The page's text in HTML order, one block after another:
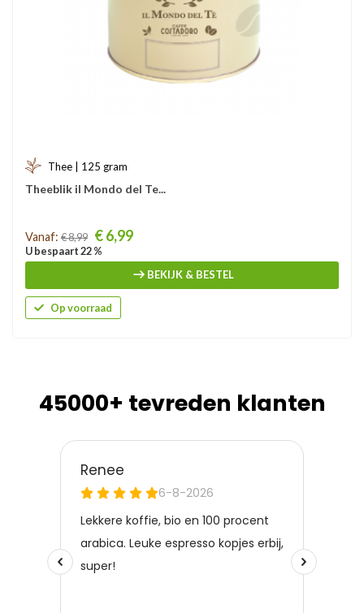
Thee | 125 gram
Theeblik il Mondo del Te...
Prijs
Vanaf: € 8,99 € 6,99
U bespaart 22 %
BEKIJK & BESTEL
Op voorraad
45000+ tevreden klanten